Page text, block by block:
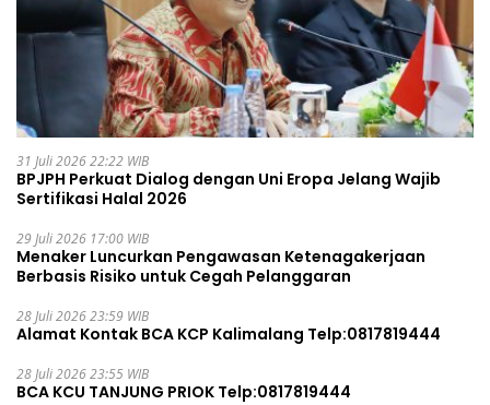
31 Juli 2026 22:22 WIB
BPJPH Perkuat Dialog dengan Uni Eropa Jelang Wajib
Sertifikasi Halal 2026
29 Juli 2026 17:00 WIB
Menaker Luncurkan Pengawasan Ketenagakerjaan
Berbasis Risiko untuk Cegah Pelanggaran
28 Juli 2026 23:59 WIB
Alamat Kontak BCA KCP Kalimalang Telp:0817819444
28 Juli 2026 23:55 WIB
BCA KCU TANJUNG PRIOK Telp:0817819444